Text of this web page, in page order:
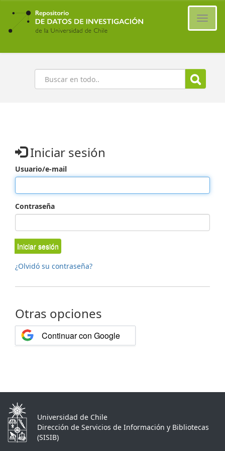
Ir
contenido
principal
Buscar
Iniciar sesión
Usuario/e-mail
Contraseña
Iniciar sesión
¿Olvidó su contraseña?
Otras opciones
Continuar con Google
Universidad de Chile
Dirección de Servicios de Información y Bibliotecas
(SISIB)